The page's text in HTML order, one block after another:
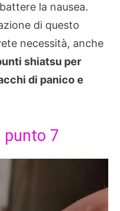
la nausea.
di questo
necessità, anche
shiatsu per
di panico e
punto 7